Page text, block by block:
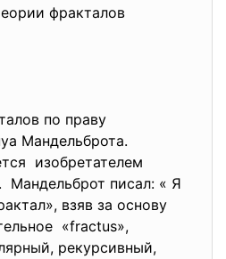
фракталов
по праву
Мандельброта.
изобретателем
Мандельброт писал: « Я
взяв за основу
«fractus»,
рекурсивный,